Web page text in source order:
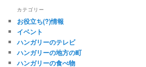
カテゴリー
お役立ち(?)情報
イベント
ハンガリーのテレビ
ハンガリーの地方の町
ハンガリーの食べ物